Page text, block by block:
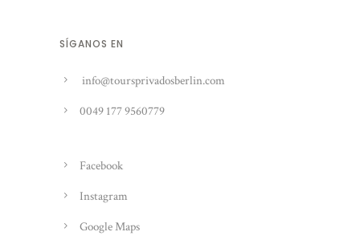
SÍGANOS EN
info@toursprivadosberlin.com
0049 177 9560779
Facebook
Instagram
Google Maps